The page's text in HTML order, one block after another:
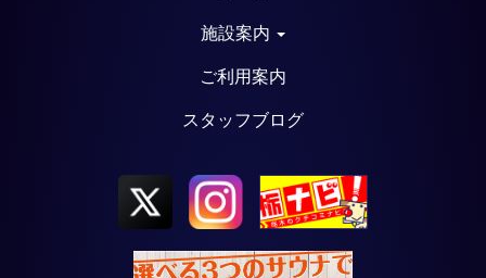
施設案内
ご利用案内
スタッフブログ